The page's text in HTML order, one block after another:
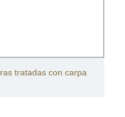
tratadas con carpa